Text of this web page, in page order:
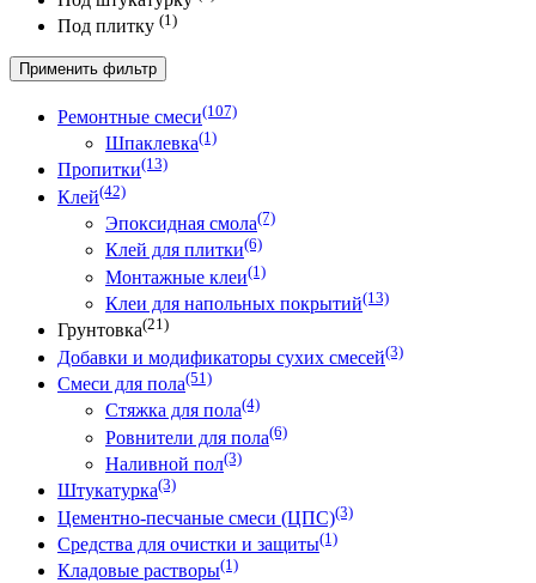
Под плитку (1)
Применить фильтр
Ремонтные смеси(107)
Шпаклевка(1)
Пропитки(13)
Клей(42)
Эпоксидная смола(7)
Клей для плитки(6)
Монтажные клеи(1)
Клеи для напольных покрытий(13)
Грунтовка(21)
Добавки и модификаторы сухих смесей(3)
Смеси для пола(51)
Стяжка для пола(4)
Ровнители для пола(6)
Наливной пол(3)
Штукатурка(3)
Цементно-песчаные смеси (ЦПС)(3)
Средства для очистки и защиты(1)
Кладовые растворы(1)